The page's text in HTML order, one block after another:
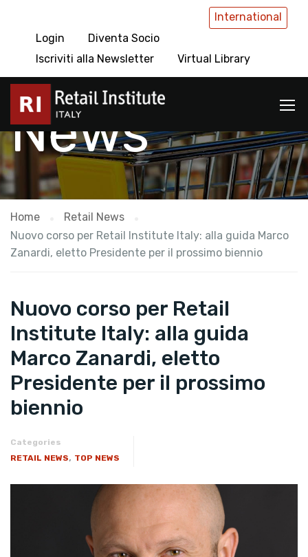
International
Login
Diventa Socio
Iscriviti alla Newsletter
Virtual Library
Retail
News
Home
Retail News
Nuovo corso per Retail Institute Italy: alla guida Marco
Zanardi, eletto Presidente per il prossimo biennio
Nuovo corso per Retail
Institute Italy: alla guida
Marco Zanardi, eletto
Presidente per il prossimo
biennio
Categories
RETAIL NEWS, TOP NEWS